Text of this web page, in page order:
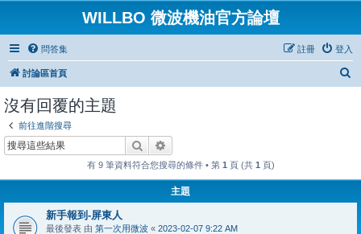
WILLBO 微波機油官方論壇
問答集 登入
註冊
討論區首頁
沒有回覆的主題
前往進階搜尋
搜尋
有 9 筆資料符合您搜尋的條件 • 第 1 頁 (共 1 頁)
主題
新手報到-屏東人
最後發表 由 第一次用微波 « 2023-02-07 9:22 AM